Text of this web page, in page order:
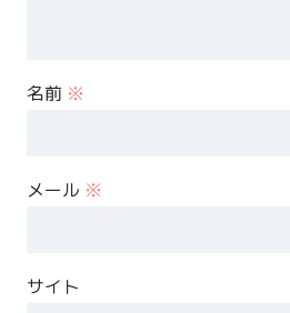
名前 ※
メール ※
サイト